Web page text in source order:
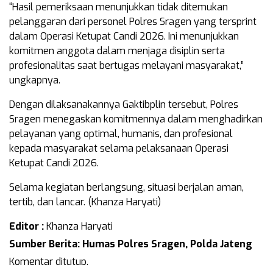
“Hasil pemeriksaan menunjukkan tidak ditemukan
pelanggaran dari personel Polres Sragen yang tersprint
dalam Operasi Ketupat Candi 2026. Ini menunjukkan
komitmen anggota dalam menjaga disiplin serta
profesionalitas saat bertugas melayani masyarakat,”
ungkapnya.
Dengan dilaksanakannya Gaktibplin tersebut, Polres
Sragen menegaskan komitmennya dalam menghadirkan
pelayanan yang optimal, humanis, dan profesional
kepada masyarakat selama pelaksanaan Operasi
Ketupat Candi 2026.
Selama kegiatan berlangsung, situasi berjalan aman,
tertib, dan lancar. (Khanza Haryati)
Editor :Khanza Haryati
Sumber Berita: Humas Polres Sragen, Polda Jateng
Komentar ditutup.